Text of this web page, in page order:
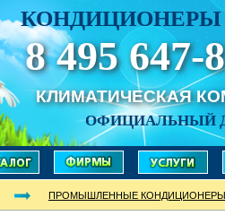
КОНДИЦИОНЕРЫ
8 495 647-
КЛИМАТИЧЕСКАЯ
ОФИЦИАЛЬНЫЙ
ПРОМЫШЛЕННЫЕ КОНДИЦИОНЕРЫ